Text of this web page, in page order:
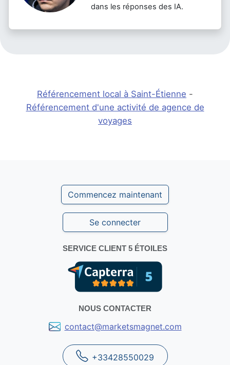
dans les réponses des IA.
Référencement local à Saint-Étienne -
Référencement d'une activité de agence de
voyages
Commencez maintenant
Se connecter
SERVICE CLIENT 5 ÉTOILES
NOUS CONTACTER
contact@marketsmagnet.com
+33428550029